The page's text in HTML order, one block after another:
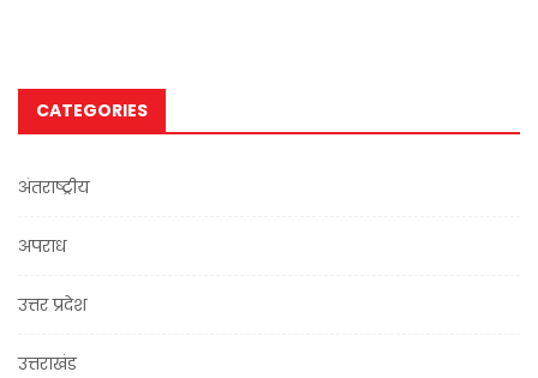
CATEGORIES
अंतराष्ट्रीय
अपराध
उत्तर प्रदेश
उत्तराखंड